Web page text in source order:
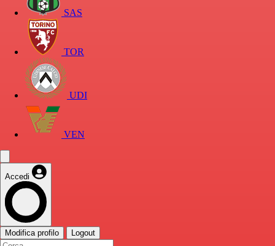
SAS
TOR
UDI
VEN
Accedi
Modifica profilo Logout